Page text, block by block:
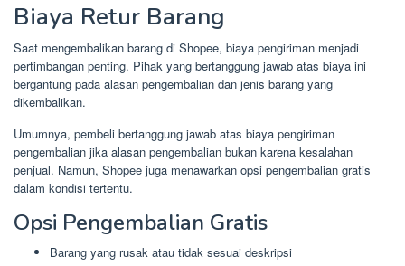
Biaya Retur Barang
Saat mengembalikan barang di Shopee, biaya pengiriman menjadi
pertimbangan penting. Pihak yang bertanggung jawab atas biaya ini
bergantung pada alasan pengembalian dan jenis barang yang
dikembalikan.
Umumnya, pembeli bertanggung jawab atas biaya pengiriman
pengembalian jika alasan pengembalian bukan karena kesalahan
penjual. Namun, Shopee juga menawarkan opsi pengembalian gratis
dalam kondisi tertentu.
Opsi Pengembalian Gratis
Barang yang rusak atau tidak sesuai deskripsi